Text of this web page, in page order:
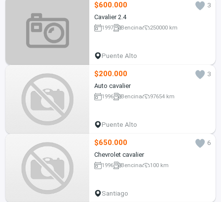
$600.000
3
Cavalier 2.4
1997 Bencina 250000 km
Puente Alto
$200.000
3
Auto cavalier
1996 Bencina 97654 km
Puente Alto
$650.000
6
Chevrolet cavalier
1996 Bencina 100 km
Santiago